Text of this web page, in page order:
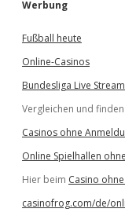
Werbung
Fußball heute
Online-Casinos
Bundesliga Live Stream
Vergleichen und
Casinos ohne
Online Spielhallen
Hier beim Casino
casinofrog.com/de/